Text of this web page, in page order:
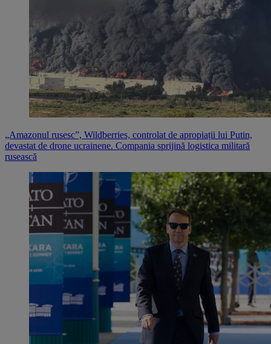
„Amazonul rusesc”, Wildberries, controlat de apropiații lui Putin,
devastat de drone ucrainene. Compania sprijină logistica militară
rusească